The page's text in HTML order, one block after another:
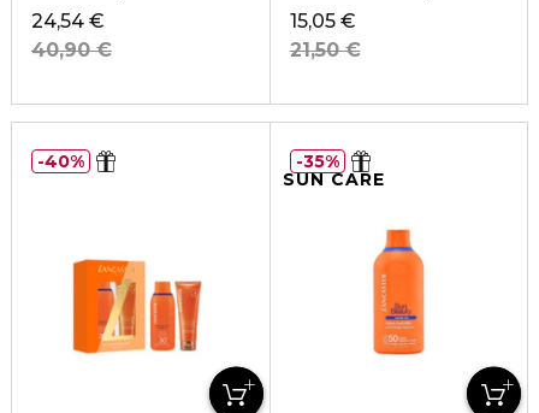
24,54 €
40,90 €
15,05 €
21,50 €
40%
SUN CARE
35%